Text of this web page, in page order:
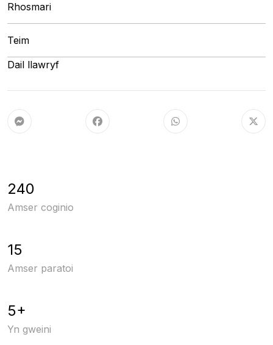
Rhosmari
Teim
Dail llawryf
240
Amser coginio
15
Amser paratoi
5+
Yn gweini